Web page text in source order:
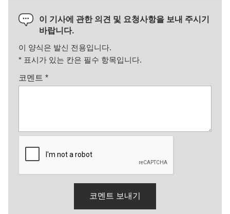
이 기사에 관한 의견 및 요청사항을 보내 주시기
바랍니다.
이 양식은 발신 전용입니다.
* 표시가 있는 칸은 필수 항목입니다.
코멘트 *